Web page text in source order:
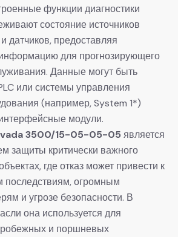
функции диагностики
состояние источников
датчиков, предоставляя
для прогнозирующего
Данные могут быть
или системы управления
(например, System 1*)
модули.
3500/15-05-05-05 ​ является
защиты критически важного
где отказ может привести к
последствиям, огромным
и угрозе безопасности. В
она используется для
и поршневых